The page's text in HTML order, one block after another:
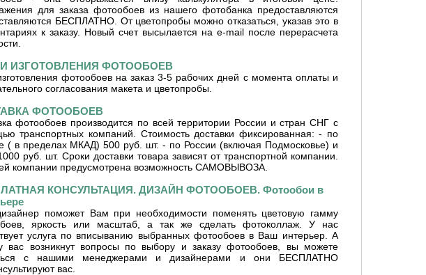
для заказа фотообоев из нашего фотобанка предоставляются
БЕСПЛАТНО. От цветопробы можно отказаться, указав это в
к заказу. Новый счет высылается на e-mail после перерасчета
ИЗГОТОВЛЕНИЯ ФОТООБОЕВ
фотообоев на заказ 3-5 рабочих дней с момента оплаты и
согласования макета и цветопробы.
ФОТООБОЕВ
фотообоев производится по всей территории России и стран СНГ с
транспортных компаний. Стоимость доставки фиксированная: - по
( в пределах МКАД) 500 руб. шт. - по России (включая Подмосковье) и
руб. шт. Сроки доставки товара зависят от транспортной компании.
компании предусмотрена возможность САМОВЫВОЗА.
КОНСУЛЬТАЦИЯ. ДИЗАЙН ФОТООБОЕВ. Фотообои в
поможет Вам при необходимости поменять цветовую гамму
яркость или масштаб, а так же сделать фотоколлаж. У нас
услуга по вписыванию выбранных фотообоев в Ваш интерьер. А
вас возникнут вопросы по выбору и заказу фотообоев, вы можете
с нашими менеджерами и дизайнерами и они БЕСПЛАТНО
вас.